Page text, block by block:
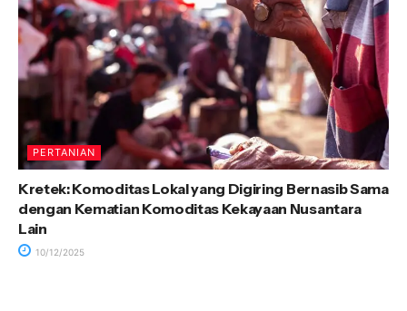
PERTANIAN
Kretek: Komoditas Lokal yang Digiring Bernasib Sama
dengan Kematian Komoditas Kekayaan Nusantara
Lain
10/12/2025